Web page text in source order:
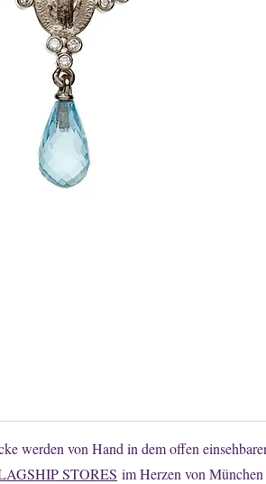
werden von Hand in dem offen
STORES im Herzen von München